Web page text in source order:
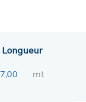
Longueur
7,00 mt